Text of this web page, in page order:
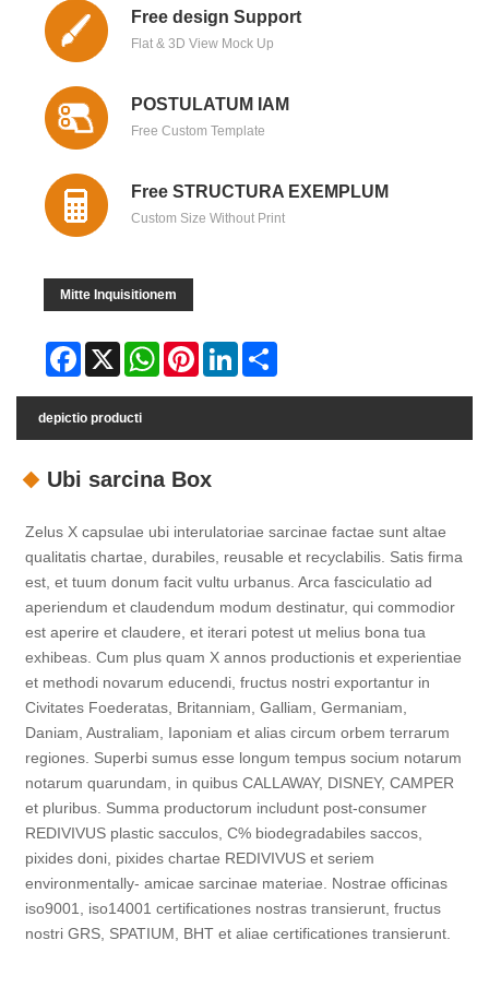
Free design Support
Flat & 3D View Mock Up
POSTULATUM IAM
Free Custom Template
Free STRUCTURA EXEMPLUM
Custom Size Without Print
Mitte Inquisitionem
Facebook
X WhatsAppPinterestLinkedIn
depictio producti
Ubi sarcina Box
Zelus X capsulae ubi interulatoriae sarcinae factae sunt altae
qualitatis chartae, durabiles, reusable et recyclabilis. Satis firma
est, et tuum donum facit vultu urbanus. Arca fasciculatio ad
aperiendum et claudendum modum destinatur, qui commodior
est aperire et claudere, et iterari potest ut melius bona tua
exhibeas. Cum plus quam X annos productionis et experientiae
et methodi novarum educendi, fructus nostri exportantur in
Civitates Foederatas, Britanniam, Galliam, Germaniam,
Daniam, Australiam, Iaponiam et alias circum orbem terrarum
regiones. Superbi sumus esse longum tempus socium notarum
notarum quarundam, in quibus CALLAWAY, DISNEY, CAMPER
et pluribus. Summa productorum includunt post-consumer
REDIVIVUS plastic sacculos, C% biodegradabiles saccos,
pixides doni, pixides chartae REDIVIVUS et seriem
environmentally- amicae sarcinae materiae. Nostrae officinas
iso9001, iso14001 certificationes nostras transierunt, fructus
nostri GRS, SPATIUM, BHT et aliae certificationes transierunt.